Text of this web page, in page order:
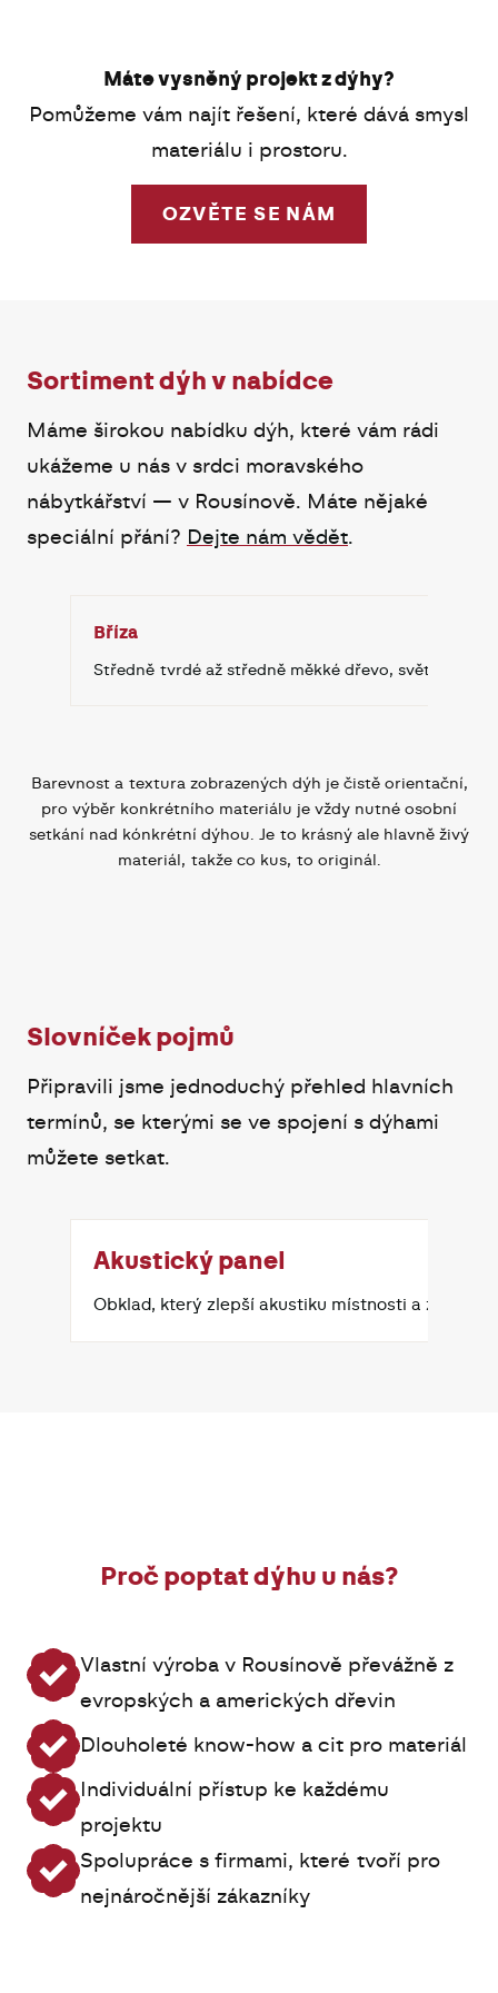
délky až 4400 mm, maximální délka sesazenky je
3400 mm. Šířka je prakticky neomezená sesazením
více dílů. Pokryjeme tak velkoformátové dveře,
obkladové stěny i developerské projekty bez
viditelných spojů.
Máte vysněný projekt z dýhy?
Pomůžeme vám najít řešení, které dává smysl
materiálu i prostoru.
OZVĚTE SE NÁM
Sortiment dýh v nabídce
Máme širokou nabídku dýh, které vám rádi
ukážeme u nás v srdci moravského
nábytkářství — v Rousínově. Máte nějaké
speciální přání? Dejte nám vědět.
Bříza
Středně tvrdé až středně měkké dřevo, světlé a
Barevnost a textura zobrazených dýh je čistě orientační,
pro výběr konkrétního materiálu je vždy nutné osobní
setkání nad kónkrétní dýhou. Je to krásný ale hlavně živý
materiál, takže co kus, to originál.
Slovníček pojmů
Připravili jsme jednoduchý přehled hlavních
termínů, se kterými se ve spojení s dýhami
můžete setkat.
Akustický panel
Obklad, který zlepší akustiku místnosti a zároveň
Proč poptat dýhu u nás?
Vlastní výroba v Rousínově převážně z
evropských a amerických dřevin
Dlouholeté know-how a cit pro materiál
Individuální přístup ke každému
projektu
Spolupráce s firmami, které tvoří pro
nejnáročnější zákazníky